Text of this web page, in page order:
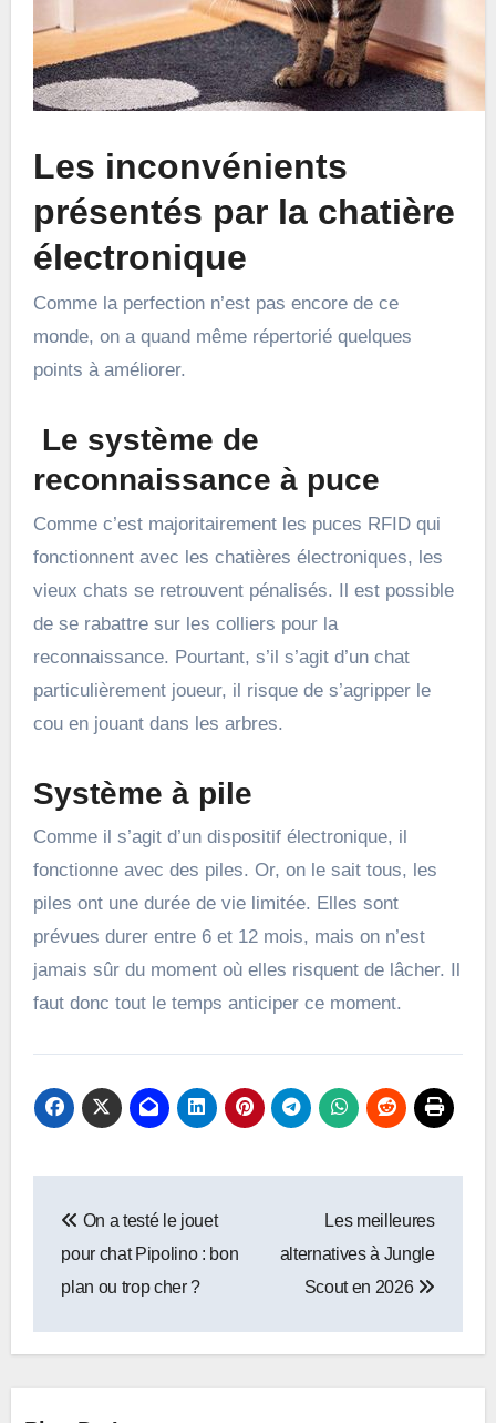
Les inconvénients
présentés par la chatière
électronique
Comme la perfection n’est pas encore de ce
monde, on a quand même répertorié quelques
points à améliorer.
Le système de
reconnaissance à puce
Comme c’est majoritairement les puces RFID qui
fonctionnent avec les chatières électroniques, les
vieux chats se retrouvent pénalisés. Il est possible
de se rabattre sur les colliers pour la
reconnaissance. Pourtant, s’il s’agit d’un chat
particulièrement joueur, il risque de s’agripper le
cou en jouant dans les arbres.
Système à pile
Comme il s’agit d’un dispositif électronique, il
fonctionne avec des piles. Or, on le sait tous, les
piles ont une durée de vie limitée. Elles sont
prévues durer entre 6 et 12 mois, mais on n’est
jamais sûr du moment où elles risquent de lâcher. Il
faut donc tout le temps anticiper ce moment.
de
l’article
On a testé le jouet
pour chat Pipolino : bon
plan ou trop cher ?
Les meilleures
alternatives à Jungle
Scout en 2026